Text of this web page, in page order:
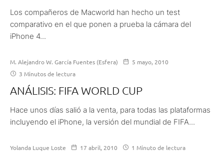
Los compañeros de Macworld han hecho un test
comparativo en el que ponen a prueba la cámara del
iPhone 4...
M. Alejandro W. García Fuentes (Esfera)
5 mayo, 2010
3 Minutos de lectura
ANÁLISIS: FIFA WORLD CUP
Hace unos días salió a la venta, para todas las plataformas
incluyendo el iPhone, la versión del mundial de FIFA...
Yolanda Luque Loste 17 abril, 2010 1 Minuto de lectura